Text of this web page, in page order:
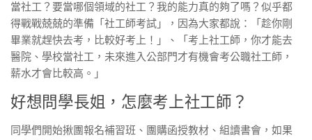
當社工？要當哪個領域的社工？我的能力真的夠了嗎？似乎都
得戰戰兢兢的準備「社工師考試」，因為大家都說：「趁你剛
畢業就趕快去考，比較好考上！」、「考上社工師，你才能去
醫院、學校當社工，未來進入公部門才有機會考公職社工師，
薪水才會比較高。」
好想問學長姐，怎麼考上社工師？
同學們開始揪團報名補習班、團購函授教材、組讀書會，如果